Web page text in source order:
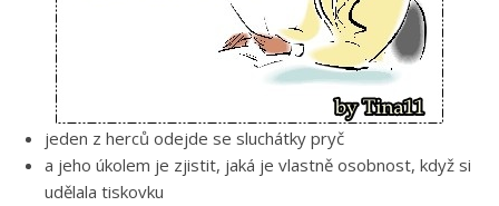
jeden z herců odejde se sluchátky pryč
a jeho úkolem je zjistit, jaká je vlastně osobnost, když si
udělala tiskovku